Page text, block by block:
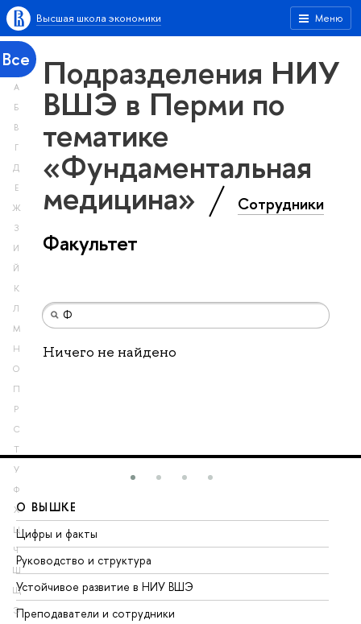
Меню
Высшая школа экономики
Все
А
Б
В
Г
Д
Е
Ж
З
И
Й
К
Л
М
Н
О
П
Р
С
Т
У
Ф
Х
Ц
Ч
Ш
Щ
Э
Подразделения НИУ
ВШЭ в Перми по
тематике
«Фундаментальная
медицина» Сотрудники
Факультет
Ничего не найдено
О ВЫШКЕ
Цифры и факты
Руководство и структура
Устойчивое развитие в НИУ ВШЭ
Преподаватели и сотрудники